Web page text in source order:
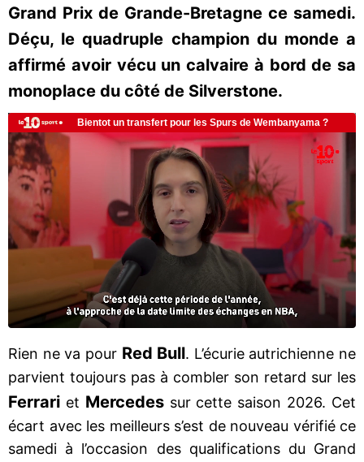
Grand Prix de Grande-Bretagne ce samedi.
Déçu, le quadruple champion du monde a
affirmé avoir vécu un calvaire à bord de sa
monoplace du côté de Silverstone.
Rien ne va pour Red Bull. L’écurie autrichienne ne
parvient toujours pas à combler son retard sur les
Ferrari et Mercedes sur cette saison 2026. Cet
écart avec les meilleurs s’est de nouveau vérifié ce
samedi à l’occasion des qualifications du Grand